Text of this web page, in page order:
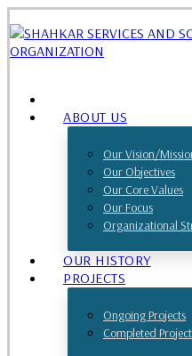
ABOUT US
Our Vision/
Our Objectives
Our Core Values
Our Focus
Organizational
OUR HISTORY
PROJECTS
Ongoing Projects
Completed